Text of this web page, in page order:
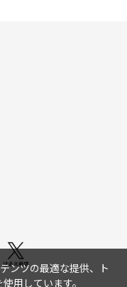
ンツの最適な提供、ト
用しています。